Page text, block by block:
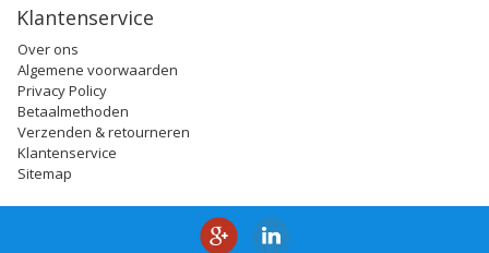
Klantenservice
Over ons
Algemene voorwaarden
Privacy Policy
Betaalmethoden
Verzenden & retourneren
Klantenservice
Sitemap